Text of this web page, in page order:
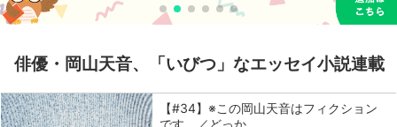
俳優・岡山天音、「いびつ」なエッセイ小説連載
【#34】※この岡山天音はフィクション